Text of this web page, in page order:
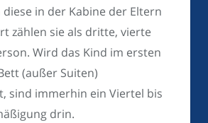
in der Kabine der Eltern
zählen sie als dritte, vierte
Wird das Kind im ersten
(außer Suiten)
sind immerhin ein Viertel bis
drin.